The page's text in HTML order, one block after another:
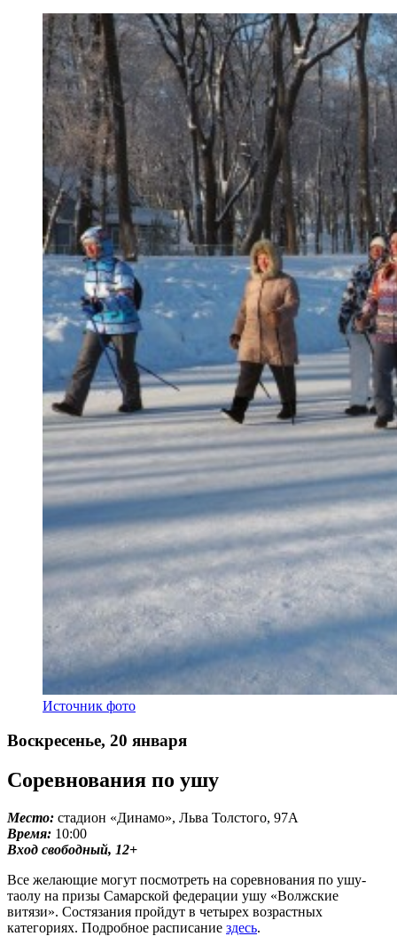
Источник фото
Воскресенье, 20 января
Соревнования по ушу
Место: стадион «Динамо», Льва Толстого, 97А
Время: 10:00
Вход свободный, 12+
Все желающие могут посмотреть на соревнования по ушу-
таолу на призы Самарской федерации ушу «Волжские
витязи». Состязания пройдут в четырех возрастных
категориях. Подробное расписание здесь.